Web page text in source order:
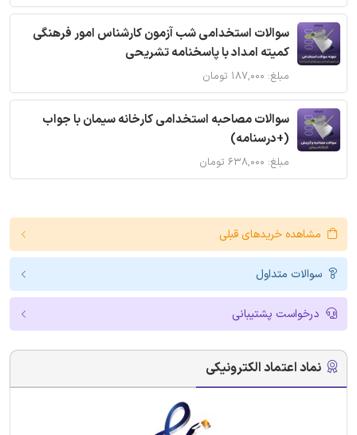
سوالات استخدامی شب آزمون کارشناس امور فرهنگی
کمیته امداد با پاسخنامه تشریحی
مبلغ: ۱۸۷,۰۰۰ تومان
سوالات مصاحبه استخدامی کارخانه سیمان با جواب
(+درسنامه)
مبلغ: ۶۳۸,۰۰۰ تومان
مشاهده خریدهای قبلی
سوالات متداول
درخواست پشتیبانی
نماد اعتماد الکترونیکی